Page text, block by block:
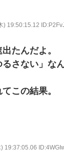
) 19:50:15.12
たんだよ。
るさない」な
この結果。
19:37:05.06